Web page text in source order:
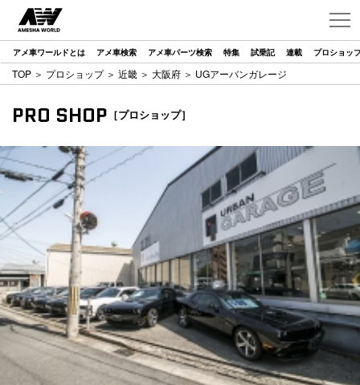
アメ車ワールドとは アメ車検索 アメ車パーツ検索 特集 試乗記 連載 プロショッ
TOP ＞ プロショップ＞ 近畿 ＞ 大阪府 ＞ UGアーバンガレージ
PRO SHOP ［プロショップ］